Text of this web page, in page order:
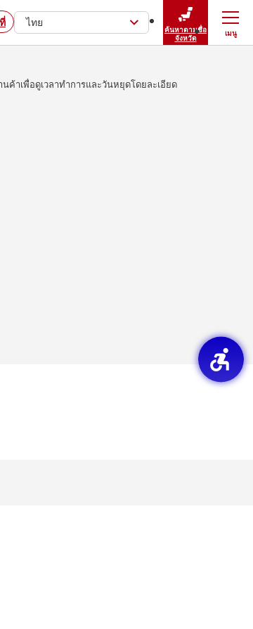
ไทย
ค้นหาตามชื่อ
จังหวัด
เมนู
ปิดเมนู
ค้าเพื่อดูเวลาทำการและวันหยุดโดยละเอียด